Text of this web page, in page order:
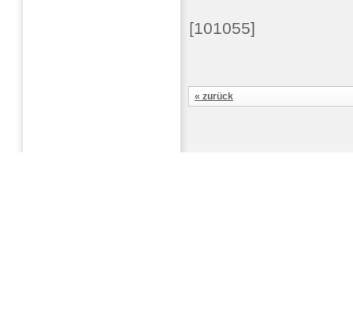
[101055]
« zurück